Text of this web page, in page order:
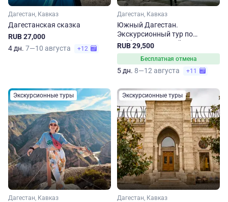
Дагестан, Кавказ
Дагестанская сказка
RUB 27,000
4 дн. 7—10 августа +12
Дагестан, Кавказ
Южный Дагестан.
Экскурсионный тур по
субботам на 5 дней
RUB 29,500
Бесплатная отмена
5 дн. 8—12 августа +11
Экскурсионные туры
Дагестан, Кавказ
Экскурсионные туры
Дагестан, Кавказ